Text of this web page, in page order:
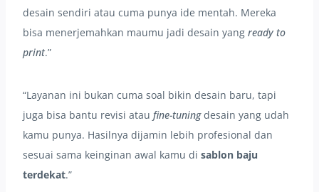
desain sendiri atau cuma punya ide mentah. Mereka
bisa menerjemahkan maumu jadi desain yang ready to
print.”
“Layanan ini bukan cuma soal bikin desain baru, tapi
juga bisa bantu revisi atau fine-tuningdesain yang udah
kamu punya. Hasilnya dijamin lebih profesional dan
sesuai sama keinginan awal kamu di sablon baju
terdekat.”